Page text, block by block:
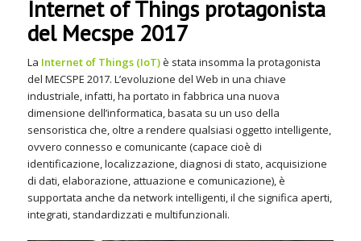
Internet of Things protagonista
del Mecspe 2017
La Internet of Things (IoT)è stata insomma la protagonista
del MECSPE 2017. L’evoluzione del Web in una chiave
industriale, infatti, ha portato in fabbrica una nuova
dimensione dell’informatica, basata su un uso della
sensoristica che, oltre a rendere qualsiasi oggetto intelligente,
ovvero connesso e comunicante (capace cioè di
identificazione, localizzazione, diagnosi di stato, acquisizione
di dati, elaborazione, attuazione e comunicazione), è
supportata anche da network intelligenti,il che significa aperti,
integrati, standardizzati e multifunzionali.